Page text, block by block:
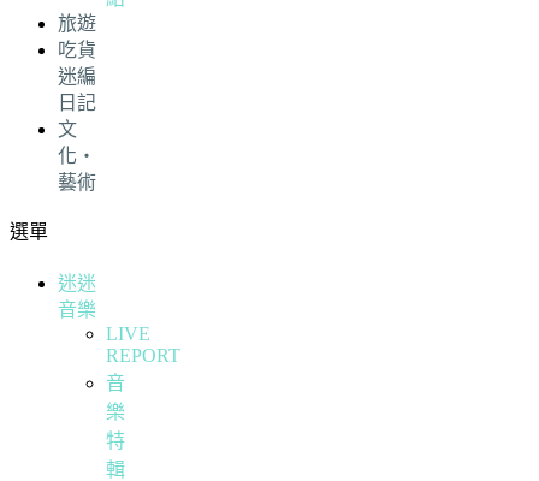
旅遊
吃貨
迷編
日記
文
化・
藝術
選單
迷迷
音樂
LIVE
REPORT
音
樂
特
輯